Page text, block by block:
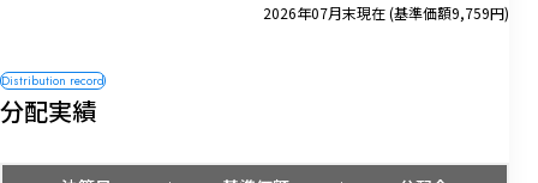
2026年07月末現在 (基準価額9,759円)
分配実績